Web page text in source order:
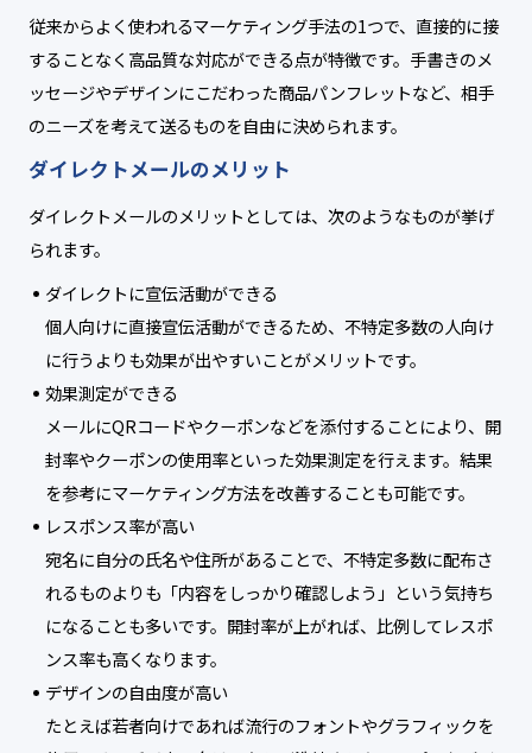
従来からよく使われるマーケティング手法の1つで、直接的に接
することなく高品質な対応ができる点が特徴です。手書きのメ
ッセージやデザインにこだわった商品パンフレットなど、相手
のニーズを考えて送るものを自由に決められます。
ダイレクトメールのメリット
ダイレクトメールのメリットとしては、次のようなものが挙げ
られます。
ダイレクトに宣伝活動ができる
個人向けに直接宣伝活動ができるため、不特定多数の人向け
に行うよりも効果が出やすいことがメリットです。
効果測定ができる
メールにQRコードやクーポンなどを添付することにより、開
封率やクーポンの使用率といった効果測定を行えます。結果
を参考にマーケティング方法を改善することも可能です。
レスポンス率が高い
宛名に自分の氏名や住所があることで、不特定多数に配布さ
れるものよりも「内容をしっかり確認しよう」という気持ち
になることも多いです。開封率が上がれば、比例してレスポ
ンス率も高くなります。
デザインの自由度が高い
たとえば若者向けであれば流行のフォントやグラフィックを